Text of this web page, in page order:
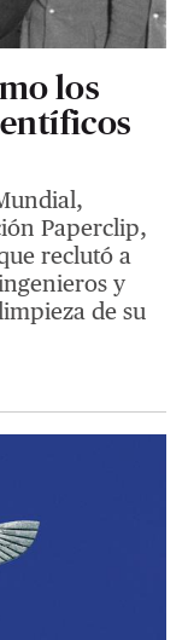
los
Paperclip,
reclutó a
y
de su